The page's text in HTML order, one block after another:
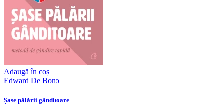
Adaugă în coș
Edward De Bono
Șase pălării gânditoare